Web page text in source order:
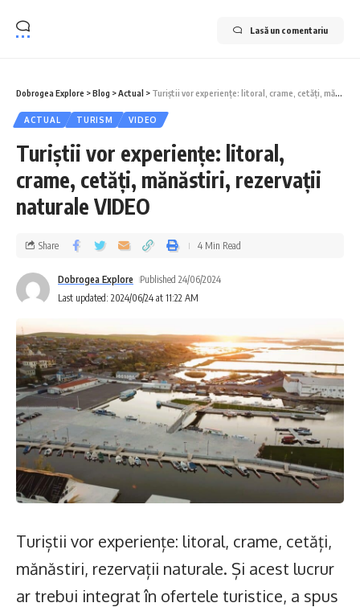
Lasă un comentariu
Dobrogea Explore >Blog >Actual > Turiștii vor experiențe: litoral, crame, cetăți, mănăstiri, rezervații naturale VIDEO
ACTUAL TURISM VIDEO
Turiștii vor experiențe: litoral,
crame, cetăți, mănăstiri, rezervații
naturale VIDEO
Last updated: 2024/06/24 at 11:22 AM
Dobrogea Explore Published 24/06/2024
Share 4 Min Read
Turiștii vor experiențe: litoral, crame, cetăți,
mănăstiri, rezervații naturale. Și acest lucrur
ar trebui integrat în ofertele turistice, a spus